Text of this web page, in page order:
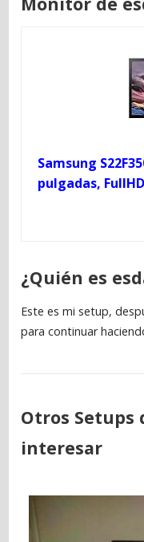
Samsung
pulgadas,
¿Quién es
Este es mi setup,
para continuar
Otros Setups
interesar